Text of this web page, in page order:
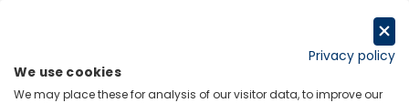
Menu Links
Privacy policy
We use cookies
We may place these for analysis of our visitor data, to improve our